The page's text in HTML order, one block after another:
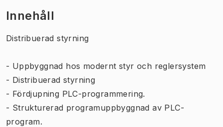
Innehåll
Distribuerad styrning
- Uppbyggnad hos modernt styr och reglersystem
- Distribuerad styrning
- Fördjupning PLC-programmering.
- Strukturerad programuppbyggnad av PLC-
program.